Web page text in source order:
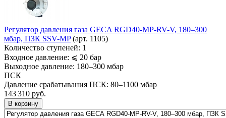
Регулятор давления газа GECA RGD40-MP-RV-V, 180–300
мбар, ПЗК SSV-MP (арт. 1105)
Количество ступеней: 1
Входное давление: ⩽ 20 бар
Выходное давление: 180–300 мбар
ПСК
Давление срабатывания ПСК: 80–1100 мбар
143 310 руб.
В корзину